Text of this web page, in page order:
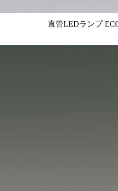
直管LEDランプ